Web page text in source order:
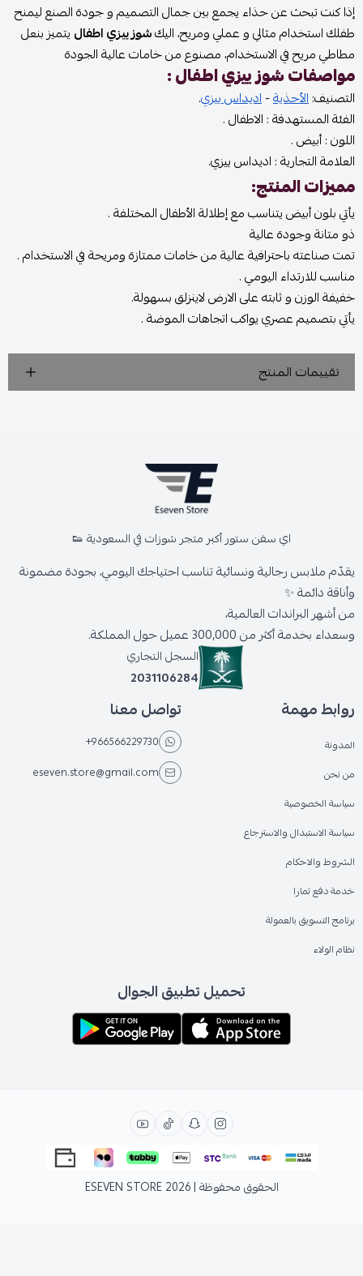
إذا كنت تبحث عن حذاء يجمع بين جمال التصميم و جودة الصنع ليمنح
طفلك استخدام مثالي و عملي ومريح، اليكشوز ييزي اطفال يتميز بنعل
مطاطي مريح في الاستخدام، مصنوع من خامات عالية الجودة
مواصفات شوز ييزي اطفال :
التصنيف:الأحذية-اديداس ييزي.
الفئة المستهدفة : الاطفال .
اللون : أبيض .
العلامة التجارية : اديداس ييزي.
مميزات المنتج:
يأتي بلون أبيض يتناسب مع إطلالة الأطفال المختلفة .
ذو متانة وجودة عالية
تمت صناعته باحترافية عالية من خامات ممتازة ومريحة في الاستخدام .
مناسب للارتداء اليومي .
خفيفة الوزن و ثابته على الارض لاينزلق بسهولة.
يأتي بتصميم عصري يواكب اتجاهات الموضة .
تقييمات المنتج
اي سفن ستور أكبر متجر شوزات في السعودية 👟
يقدّم ملابس رجالية ونسائية تناسب احتياجك اليومي، بجودة مضمونة
وأناقة دائمة ✨
من أشهر البراندات العالمية،
وسعداء بخدمة أكثر من 300,000 عميل حول المملكة.
السجل التجاري
2031106284
روابط مهمة
المدونة
من نحن
سياسة الخصوصية
سياسة الاستبدال والاسترجاع
الشروط والاحكام
خدمة دفع تمارا
برنامج التسويق بالعمولة
نظام الولاء
تواصل معنا
+966566229730
eseven.store@gmail.com
تحميل تطبيق الجوال
الحقوق محفوظة | 2026 ESEVEN STORE